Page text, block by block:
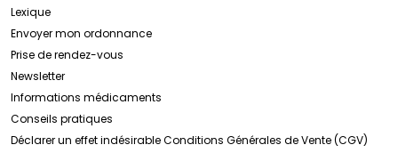
Lexique
Envoyer mon ordonnance
Prise de rendez-vous
Newsletter
Informations médicaments
Conseils pratiques
Déclarer un effet indésirableConditions Générales de Vente (CGV)